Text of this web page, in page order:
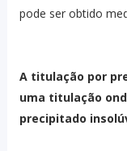
pode ser obtido
A titulação por
uma titulação
precipitado